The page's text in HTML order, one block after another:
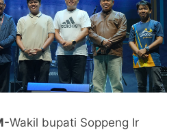
Wakil bupati Soppeng Ir